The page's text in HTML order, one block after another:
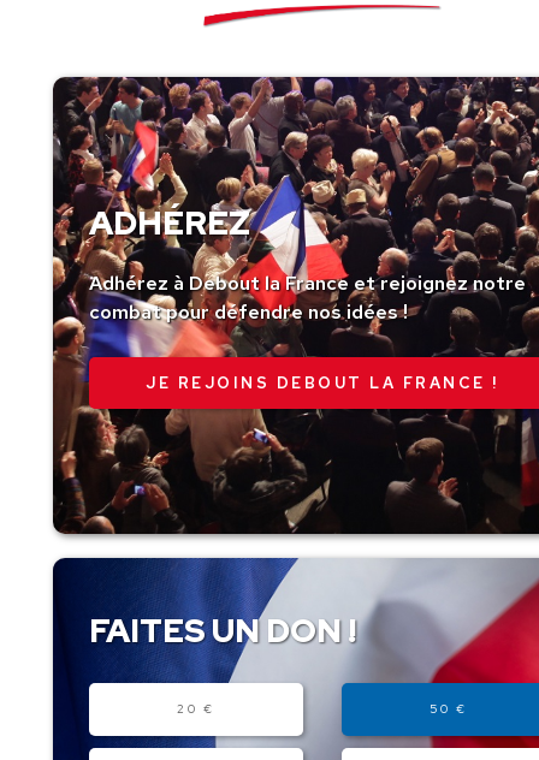
ADHÉREZ
Adhérez à Debout la France et rejoignez notre
combat pour défendre nos idées !
JE REJOINS DEBOUT LA FRANCE !
FAITES UN DON !
20 € 50 €